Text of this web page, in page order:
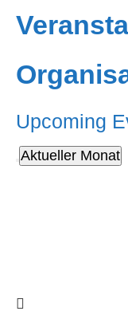
Upcoming
Aktueller Monat